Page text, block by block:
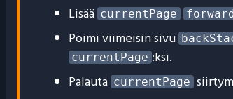
Lisää currentPage
Poimi viimeisin sivu
currentPage :ksi.
Palauta currentPage